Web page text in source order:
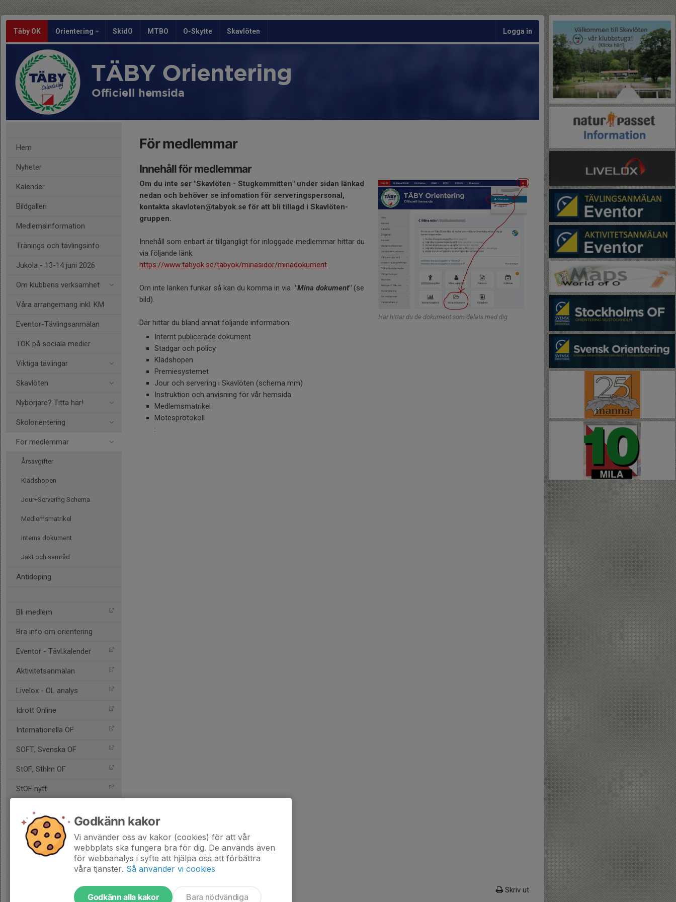
Täby OK Orientering SkidO MTBO O-Skytte Skavlöten Logga in
TÄBY Orientering
Officiell hemsida
Hem
Nyheter
Kalender
Bildgalleri
Medlemsinformation
Tränings och tävlingsinfo
Jukola - 13-14 juni 2026
Om klubbens verksamhet
Våra arrangemang inkl. KM
Eventor-Tävlingsanmälan
TOK på sociala medier
Viktiga tävlingar
Skavlöten
Nybörjare? Titta här!
Skolorientering
För medlemmar
Årsavgifter
Klädshopen
Jour+Servering Schema
Medlemsmatrikel
Interna dokument
Jakt och samråd
Antidoping
Bli medlem
Bra info om orientering
Eventor - Tävl.kalender
Aktivitetsanmälan
Livelox - OL analys
Idrott Online
Internationella OF
SOFT, Svenska OF
StOF, Sthlm OF
StOF nytt
Motionsorientering
Arkiv - Gamla sidan
Arkiv - Gamla kartarkiv
För medlemmar
Innehåll för medlemmar
Här hittar du de dokument som delats med dig
Om du inte ser "Skavlöten - Stugkommitten" under sidan länkad
nedan och behöver se infomation för serveringspersonal,
kontakta skavloten@tabyok.se för att bli tillagd i Skavlöten-
gruppen.
Innehåll som enbart är tillgängligt för inloggade medlemmar hittar du
via följande länk:
https://www.tabyok.se/tabyok/minasidor/minadokument
Om inte länken funkar så kan du komma in via "Mina dokument" (se
bild).
Där hittar du bland annat följande information:
Internt publicerade dokument
Stadgar och policy
Klädshopen
Premiesystemet
Jour och servering i Skavlöten (schema mm)
Instruktion och anvisning för vår hemsida
Medlemsmatrikel
Mötesprotokoll
:
Skriv ut
Godkänn kakor
Vi använder oss av kakor (cookies) för att vår
webbplats ska fungera bra för dig. De används även
för webbanalys i syfte att hjälpa oss att förbättra
våra tjänster. Så använder vi cookies
Godkänn alla kakor Bara nödvändiga